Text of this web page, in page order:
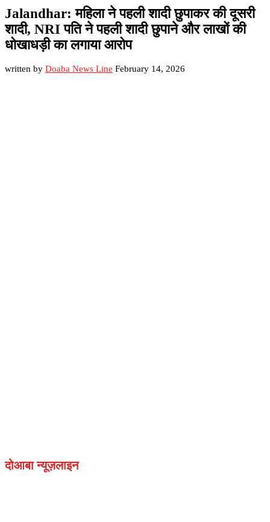
Jalandhar: महिला ने पहली शादी छुपाकर की दूसरी
शादी, NRI पति ने पहली शादी छुपाने और लाखों की
धोखाधड़ी का लगाया आरोप
written by Doaba News Line February 14, 2026
दोआबा न्यूज़लाइन